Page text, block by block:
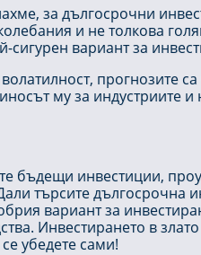
за дългосрочни
и не толкова
сигурен вариант за
прогнозите
му за индустриите
бъдещи инвестиции,
търсите дългосрочна
вариант за
Инвестирането в
убедете сами!